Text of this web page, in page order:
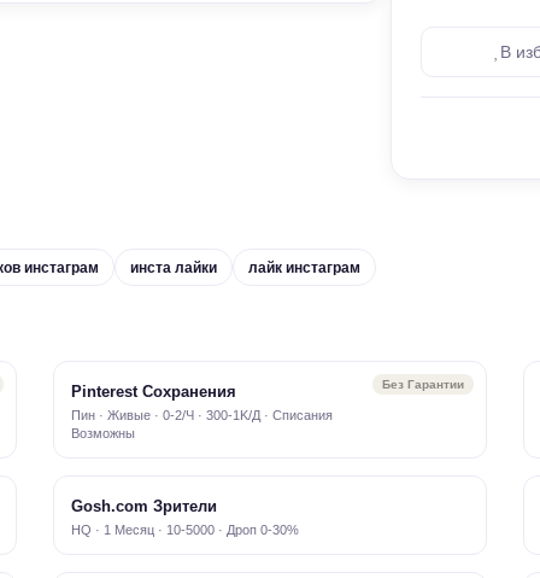
В
инстаграм инста лайки лайк инстаграм
Без Гарантии
Pinterest Сохранения
Пин · Живые · 0-2/Ч · 300-1K/Д · Списания
Возможны
Gosh.com Зрители
HQ · 1 Месяц · 10-5000 · Дроп 0-30%